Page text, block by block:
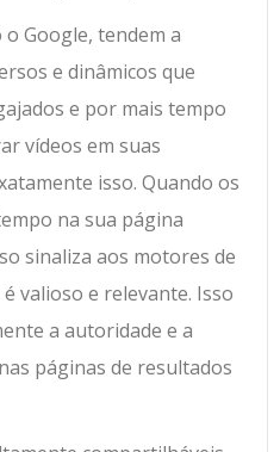
Google, tendem a
e dinâmicos que
e por mais tempo
vídeos em suas
isso. Quando os
na sua página
sinaliza aos motores de
valioso e relevante. Isso
a autoridade e a
páginas de resultados